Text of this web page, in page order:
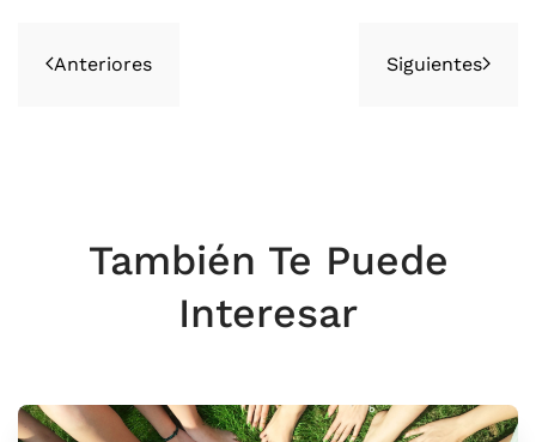
Anteriores Siguientes
También Te Puede
Interesar